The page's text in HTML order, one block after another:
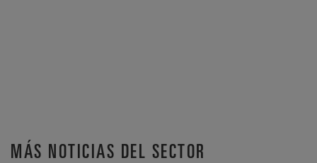
MÁS NOTICIAS DEL SECTOR